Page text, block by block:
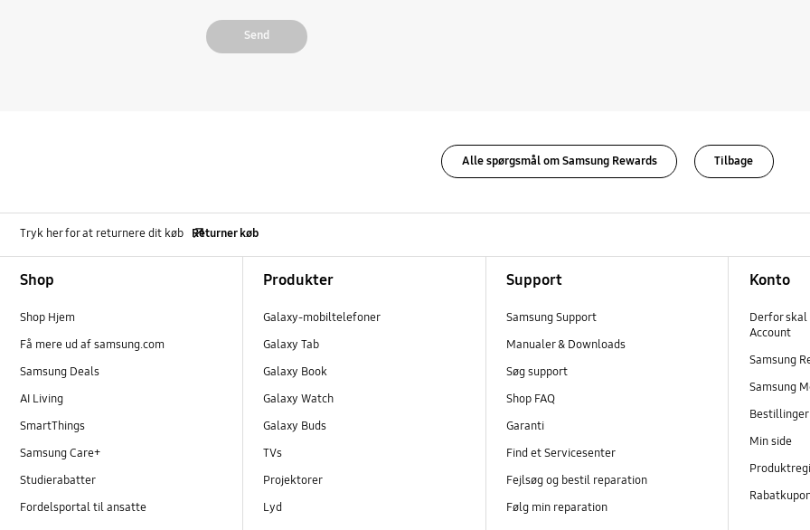
Send
Alle spørgsmål om Samsung Rewards Tilbage
Tryk her for at returnere dit køb Returner køb
Shop
Shop Hjem
Få mere ud af samsung.com
Samsung Deals
AI Living
SmartThings
Samsung Care+
Studierabatter
Fordelsportal til ansatte
Produkter
Galaxy-mobiltelefoner
Galaxy Tab
Galaxy Book
Galaxy Watch
Galaxy Buds
TVs
Projektorer
Lyd
Support
Samsung Support
Manualer & Downloads
Søg support
Shop FAQ
Garanti
Find et Servicesenter
Fejlsøg og bestil reparation
Følg min reparation
Konto
Derfor skal
Account
Samsung
Samsung
Bestillinger
Min side